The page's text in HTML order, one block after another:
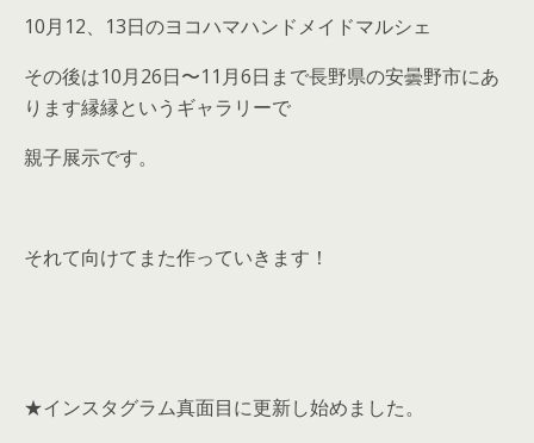
10月12、13日のヨコハマハンドメイドマルシェ
その後は10月26日〜11月6日まで長野県の安曇野市にあ
ります縁縁というギャラリーで
親子展示です。
それて向けてまた作っていきます！
★インスタグラム真面目に更新し始めました。